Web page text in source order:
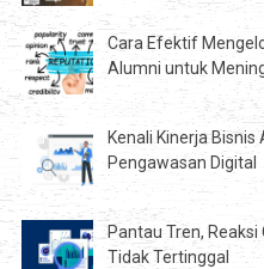
Cara Efektif
Alumni untuk
Kenali Kinerja
Pengawasan Digital
Pantau Tren,
Tidak Tertinggal